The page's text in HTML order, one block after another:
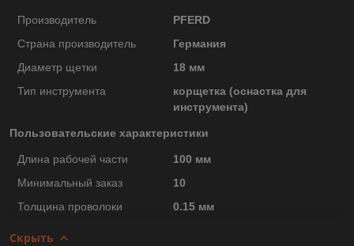
Производитель
PFERD
Страна производитель
Германия
Диаметр щетки
18 мм
Тип инструмента
корщетка (оснастка для
инструмента)
Пользовательские характеристики
Длина рабочей части
100 мм
Минимальный заказ
10
Толщина проволоки
0.15 мм
Скрыть